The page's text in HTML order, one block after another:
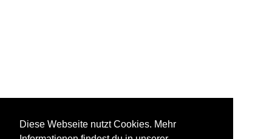
Diese Webseite nutzt Cookies. Mehr